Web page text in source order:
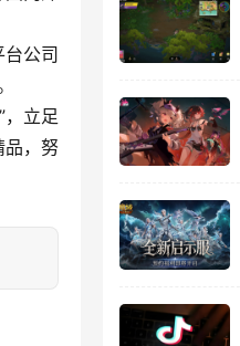
公司
立足
品，努